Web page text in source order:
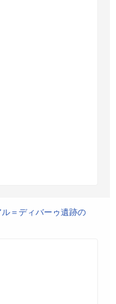
＝ディバーゥ遺跡の